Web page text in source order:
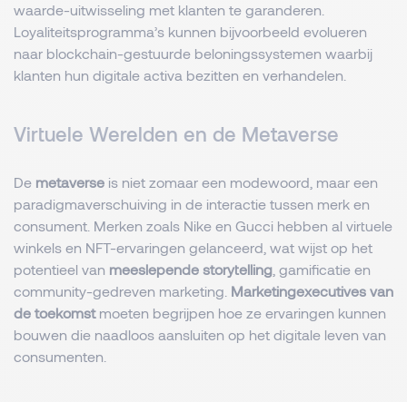
waarde-uitwisseling met klanten te garanderen.
Loyaliteitsprogramma’s kunnen bijvoorbeeld evolueren
naar blockchain-gestuurde beloningssystemen waarbij
klanten hun digitale activa bezitten en verhandelen.
Virtuele Werelden en de Metaverse
De metaverse is niet zomaar een modewoord, maar een
paradigmaverschuiving in de interactie tussen merk en
consument. Merken zoals Nike en Gucci hebben al virtuele
winkels en NFT-ervaringen gelanceerd, wat wijst op het
potentieel van meeslepende storytelling , gamificatie en
community-gedreven marketing. Marketingexecutives van
de toekomst moeten begrijpen hoe ze ervaringen kunnen
bouwen die naadloos aansluiten op het digitale leven van
consumenten.